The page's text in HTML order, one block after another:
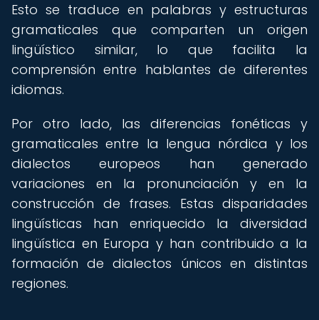
Esto se traduce en palabras y estructuras
gramaticales que comparten un origen
lingüístico similar, lo que facilita la
comprensión entre hablantes de diferentes
idiomas.
Por otro lado, las diferencias fonéticas y
gramaticales entre la lengua nórdica y los
dialectos europeos han generado
variaciones en la pronunciación y en la
construcción de frases. Estas disparidades
lingüísticas han enriquecido la diversidad
lingüística en Europa y han contribuido a la
formación de dialectos únicos en distintas
regiones.